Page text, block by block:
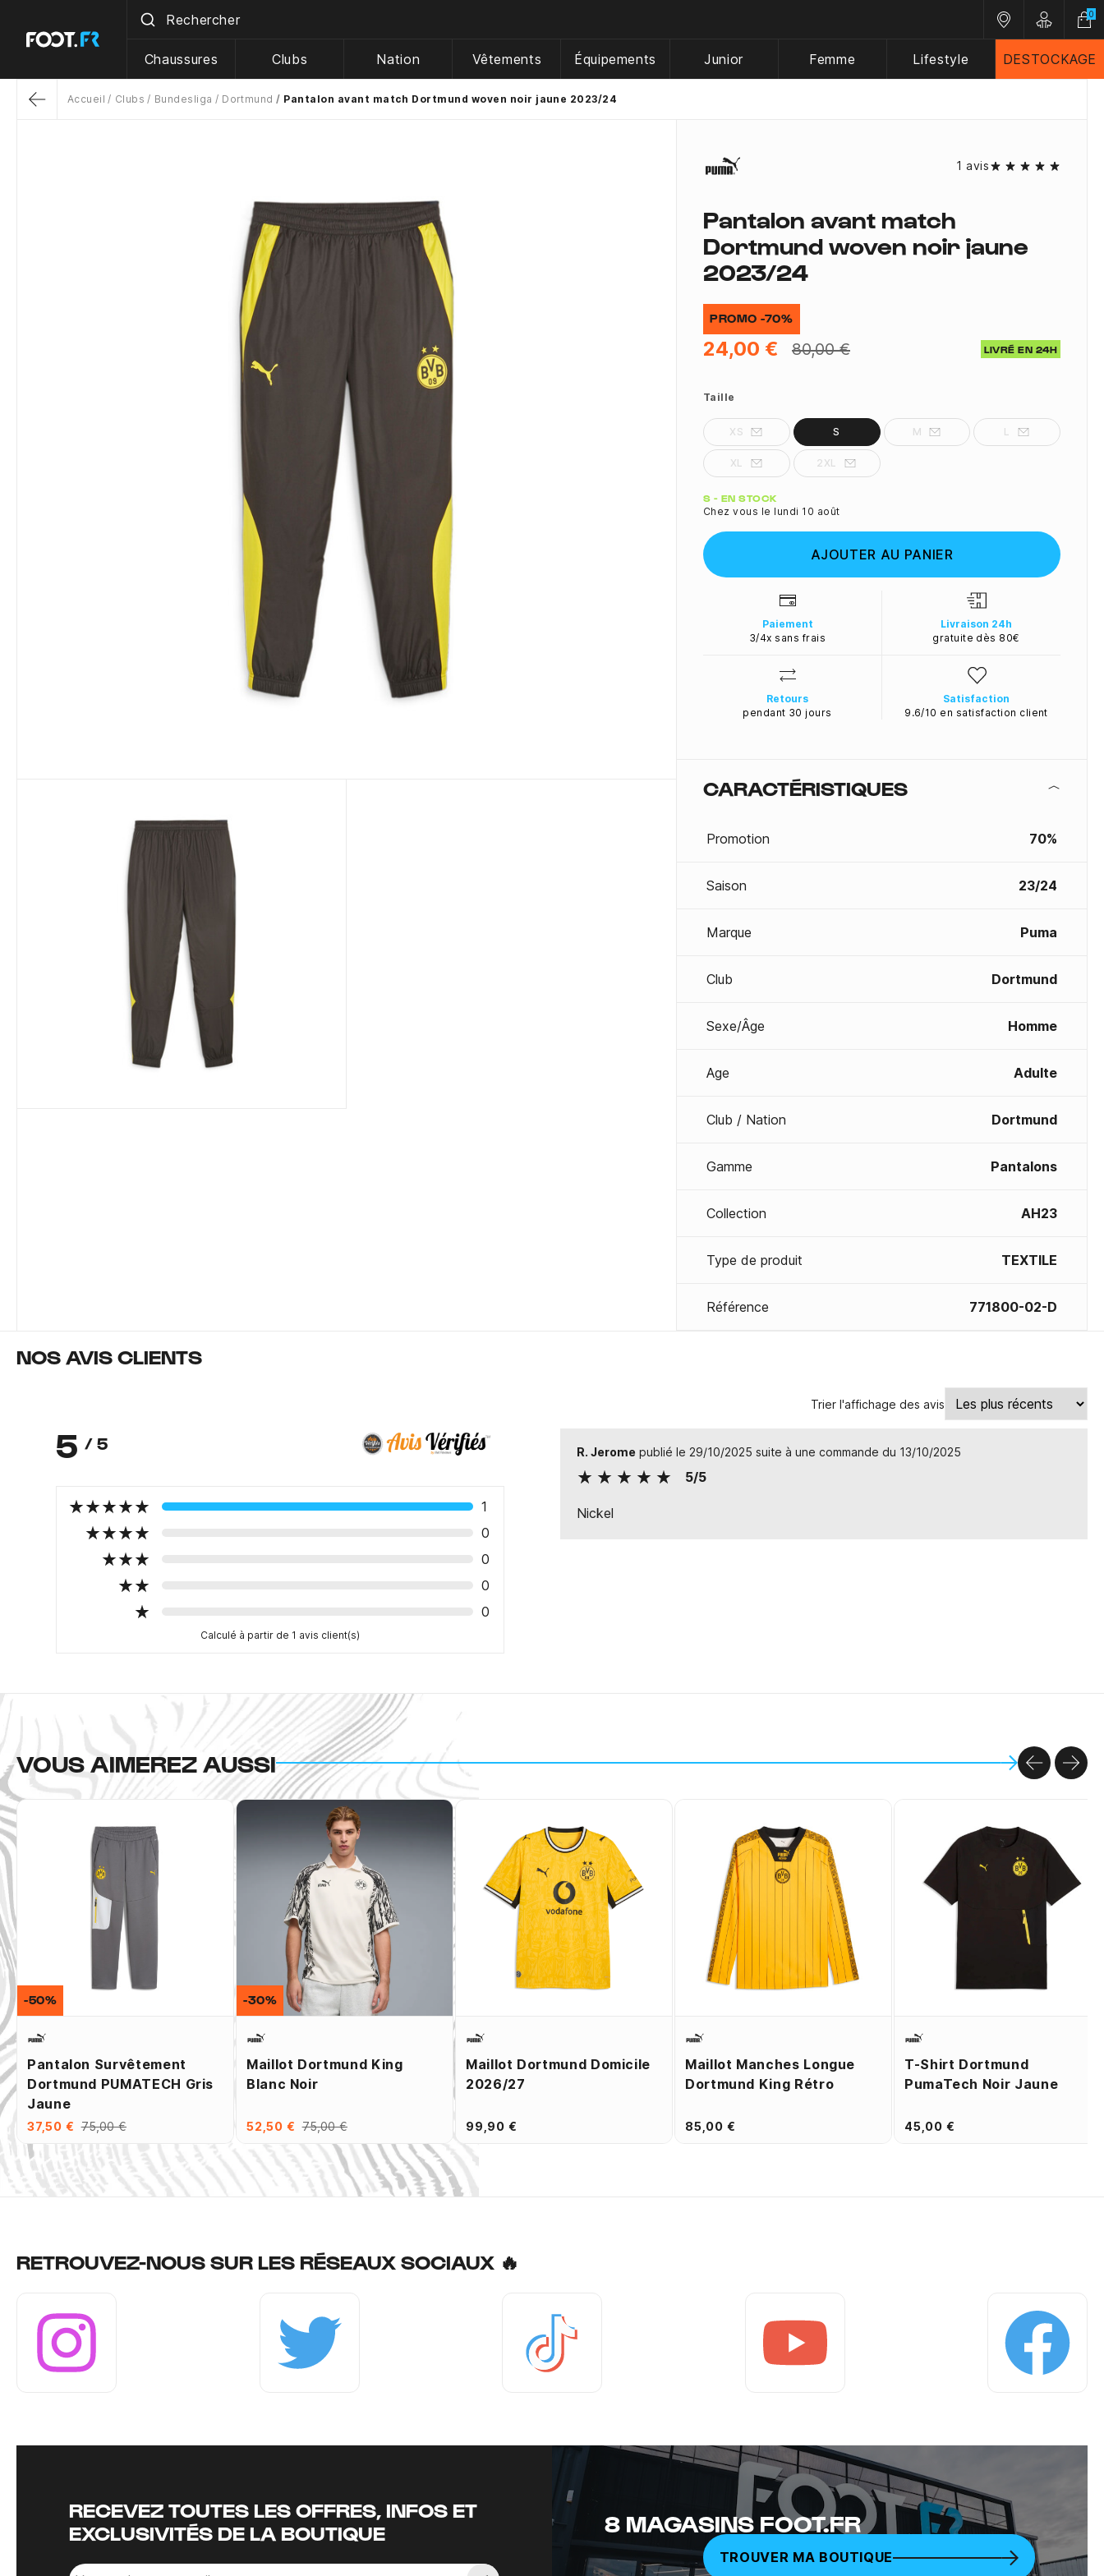
Nos magasins
Customer
0
Chaussures Clubs Nation Vêtements Équipements Junior Femme Lifestyle DESTOCKAGE
Accueil Clubs Bundesliga Dortmund Pantalon avant match Dortmund woven noir jaune 2023/24
1 avis
Pantalon avant match
Dortmund woven noir jaune
2023/24
PROMO -70%
24,00 € 80,00 € LIVRÉ EN 24H
Taille
XS S M L
XL 2XL
Quantité
S - EN STOCK
Chez vous le lundi 10 août
AJOUTER AU PANIER
Paiement
3/4x sans frais
Livraison 24h
gratuite dès 80€
Retours
pendant 30 jours
Satisfaction
9.6/10 en satisfaction client
CARACTÉRISTIQUES
Promotion 70%
Saison 23/24
Marque Puma
Club Dortmund
Sexe/Âge Homme
Age Adulte
Club / Nation Dortmund
Gamme Pantalons
Collection AH23
Type de produit TEXTILE
Référence 771800-02-D
NOS AVIS CLIENTS
5 / 5
1
0
0
0
0
Calculé à partir de 1 avis client(s)
Trier l'affichage des avis
R. Jerome publié le 29/10/2025 suite à une commande du 13/10/2025
5/5
Nickel
VOUS AIMEREZ AUSSI
Pantalon Survêtement
Dortmund PUMATECH Gris
Jaune
37,50 € 75,00 €
-50%
Maillot Dortmund King
Blanc Noir
52,50 € 75,00 €
-30%
Maillot Dortmund Domicile
2026/27
99,90 €
Maillot Manches Longue
Dortmund King Rétro
85,00 €
T-Shirt Dortmund
PumaTech Noir Jaune
45,00 €
RETROUVEZ-NOUS SUR LES RÉSEAUX SOCIAUX 🔥
RECEVEZ TOUTES LES OFFRES, INFOS ET
EXCLUSIVITÉS DE LA BOUTIQUE
8 MAGASINS FOOT.FR
TROUVER MA BOUTIQUE